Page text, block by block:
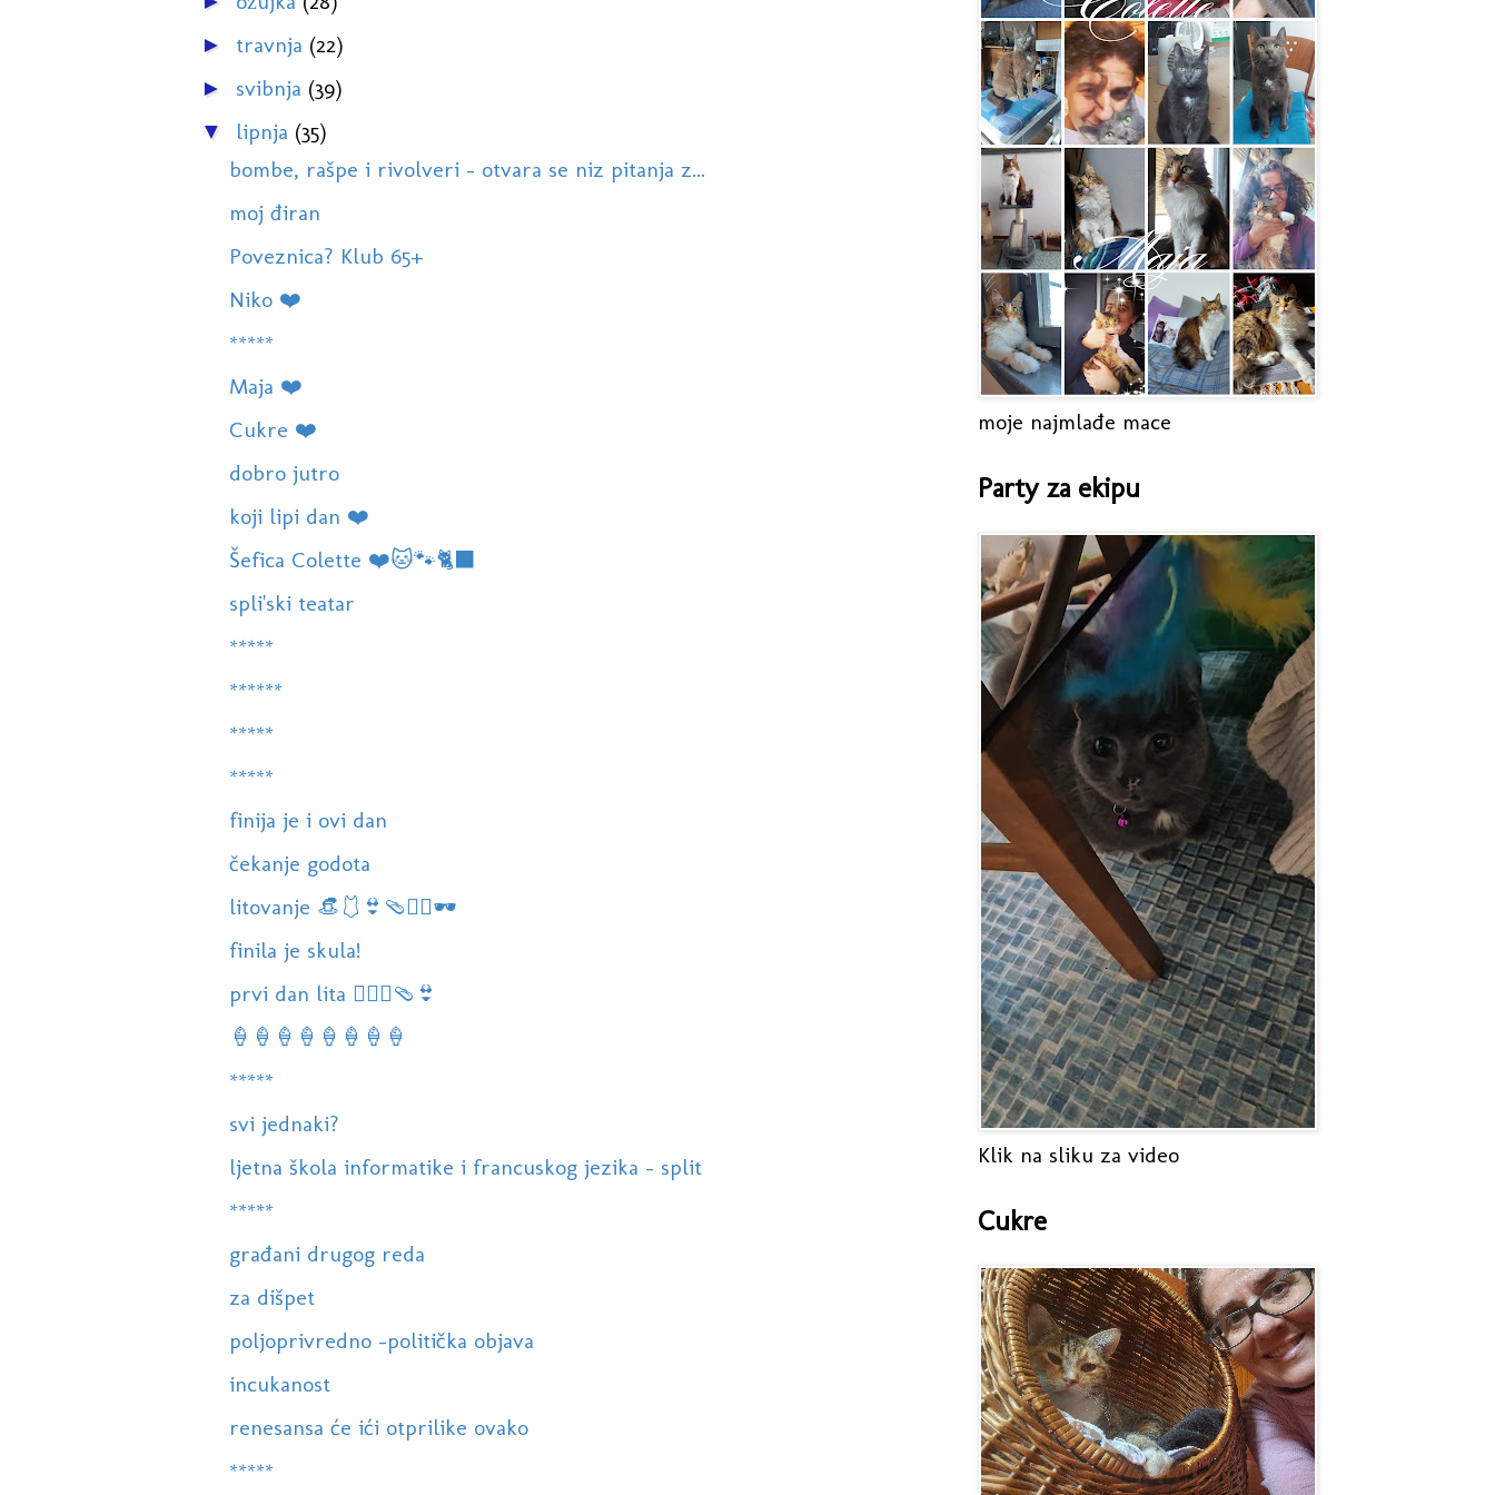
► travnja (22)
► svibnja (39)
▼ lipnja (35)
bombe, rašpe i rivolveri - otvara se niz pitanja z...
moj điran
Poveznica? Klub 65+
Niko ❤️
*****
Maja ❤️
Cukre ❤️
dobro jutro
koji lipi dan ❤️
Šefica Colette ❤️🐱🐾🐈‍⬛
spli'ski teatar
*****
******
*****
*****
finija je i ovi dan
čekanje godota
litovanje 👒🩱👙🩴🏊‍♀️🕶
finila je skula!
prvi dan lita 🏊‍♀️👒🩴👙
🍦🍦🍦🍦🍦🍦🍦🍦
*****
svi jednaki?
ljetna škola informatike i francuskog jezika - split
*****
građani drugog reda
za dišpet
poljoprivredno -politička objava
incukanost
renesansa će ići otprilike ovako
*****
moje najmlađe mace
Party za ekipu
Klik na sliku za video
Cukre